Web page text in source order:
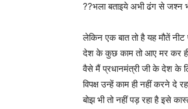
??भला बताइये अभी ढंग से जश्न
लेकिन एक बात तो है यह मौतें
देश के कुछ काम तो आए मर कर ही
वैसे मैं प्रधानमंत्री जी के देश के
विपक्ष उन्हें काम ही नहीं करने दे
बोझ भी तो नहीं पड़ रहा है इसे